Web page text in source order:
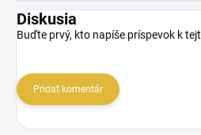
Diskusia
Buďte prvý, kto napíše príspevok k
Pridať komentár